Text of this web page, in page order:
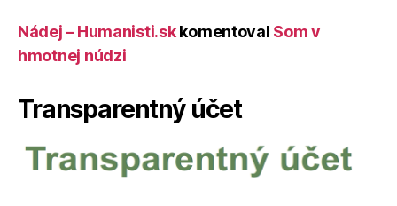
Nádej – Humanisti.skkomentoval Som v
hmotnej núdzi
Transparentný účet